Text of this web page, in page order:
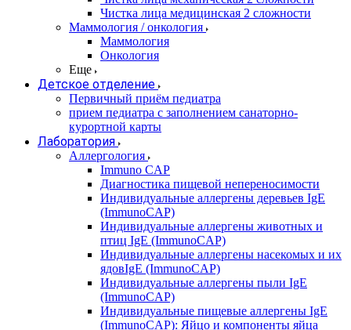
Чистка лица медицинская 2 сложности
Маммология / онкология
Маммология
Онкология
Еще
Детское отделение
Первичный приём педиатра
прием педиатра с заполнением санаторно-
курортной карты
Лаборатория
Аллергология
Immuno CAP
Диагностика пищевой непереносимости
Индивидуальные аллергены деревьев IgE
(ImmunoCAP)
Индивидуальные аллергены животных и
птиц IgE (ImmunoCAP)
Индивидуальные аллергены насекомых и их
ядовIgE (ImmunoCAP)
Индивидуальные аллергены пыли IgE
(ImmunoCAP)
Индивидуальные пищевые аллергены IgE
(ImmunoCAP): Яйцо и компоненты яйца